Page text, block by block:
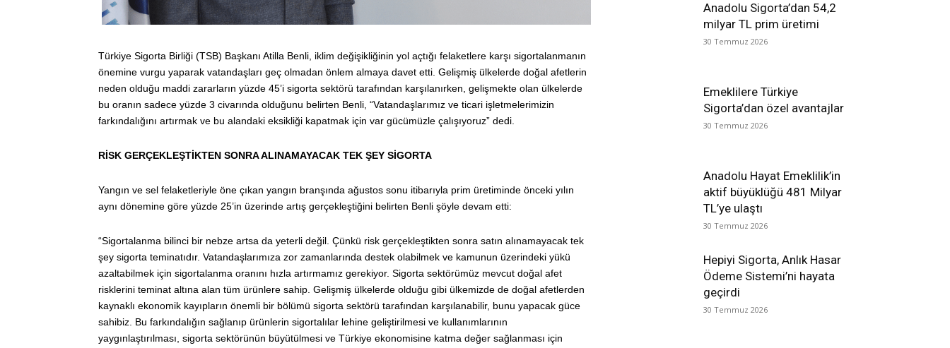
Anadolu Sigorta’dan 54,2
milyar TL prim üretimi
30 Temmuz 2026
Emeklilere Türkiye
Sigorta’dan özel avantajlar
30 Temmuz 2026
Anadolu Hayat Emeklilik’in
aktif büyüklüğü 481 Milyar
TL’ye ulaştı
30 Temmuz 2026
Hepiyi Sigorta, Anlık Hasar
Ödeme Sistemi’ni hayata
geçirdi
30 Temmuz 2026
Türkiye Sigorta Birliği (TSB) Başkanı Atilla Benli, iklim değişikliğinin yol açtığı felaketlere karşı sigortalanmanın
önemine vurgu yaparak vatandaşları geç olmadan önlem almaya davet etti. Gelişmiş ülkelerde doğal afetlerin
neden olduğu maddi zararların yüzde 45’i sigorta sektörü tarafından karşılanırken, gelişmekte olan ülkelerde
bu oranın sadece yüzde 3 civarında olduğunu belirten Benli, “Vatandaşlarımız ve ticari işletmelerimizin
farkındalığını artırmak ve bu alandaki eksikliği kapatmak için var gücümüzle çalışıyoruz” dedi.
RİSK GERÇEKLEŞTİKTEN SONRA ALINAMAYACAK TEK ŞEY SİGORTA
Yangın ve sel felaketleriyle öne çıkan yangın branşında ağustos sonu itibarıyla prim üretiminde önceki yılın
aynı dönemine göre yüzde 25’in üzerinde artış gerçekleştiğini belirten Benli şöyle devam etti:
“Sigortalanma bilinci bir nebze artsa da yeterli değil. Çünkü risk gerçekleştikten sonra satın alınamayacak tek
şey sigorta teminatıdır. Vatandaşlarımıza zor zamanlarında destek olabilmek ve kamunun üzerindeki yükü
azaltabilmek için sigortalanma oranını hızla artırmamız gerekiyor. Sigorta sektörümüz mevcut doğal afet
risklerini teminat altına alan tüm ürünlere sahip. Gelişmiş ülkelerde olduğu gibi ülkemizde de doğal afetlerden
kaynaklı ekonomik kayıpların önemli bir bölümü sigorta sektörü tarafından karşılanabilir, bunu yapacak güce
sahibiz. Bu farkındalığın sağlanıp ürünlerin sigortalılar lehine geliştirilmesi ve kullanımlarının
yaygınlaştırılması, sigorta sektörünün büyütülmesi ve Türkiye ekonomisine katma değer sağlanması için